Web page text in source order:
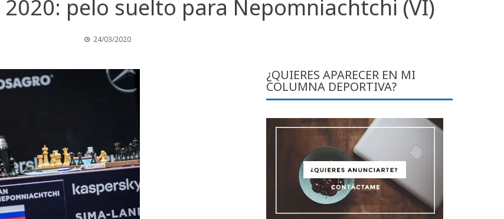
pelo suelto para Nepomniachtchi (VI)
24/03/2020
¿QUIERES APARECER EN MI
COLUMNA DEPORTIVA?